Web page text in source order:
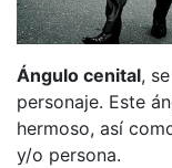
Ángulo cenital,
personaje. Este
hermoso, así
y/o persona.